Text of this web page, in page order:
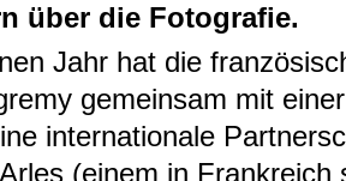
über die Fotografie.
Jahr hat die
gemeinsam mit
internationale
(einem in Frankreich